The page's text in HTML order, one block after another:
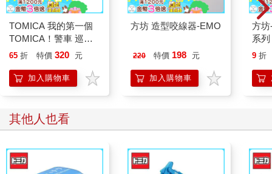
TOMICA 我的第一個
TOMICA！警車 巡邏
車 玩具車 多美小汽車
65 折 特價 320 元
加入購物車
方坊 造型咬線器-EMO
220 特價 198 元
加入購物車
方
系
9 折
其他人也看